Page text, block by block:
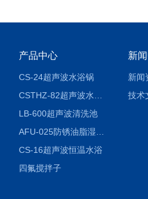
产品中心
CS-24超声波水浴锅
LB-600超声波清洗池
CS-16超声波恒温水浴
四氟搅拌子
新
新闻
技术